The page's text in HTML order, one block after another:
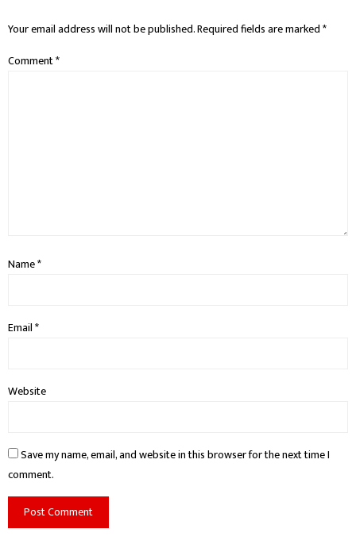
Your email address will not be published.Required fields are marked*
Comment*
Name*
Email*
Website
Save my name, email, and website in this browser for the next time I
comment.